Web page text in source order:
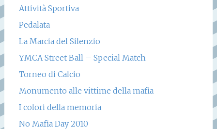
Attività Sportiva
Pedalata
La Marcia del Silenzio
YMCA Street Ball – Special Match
Torneo di Calcio
Monumento alle vittime della mafia
I colori della memoria
No Mafia Day 2010